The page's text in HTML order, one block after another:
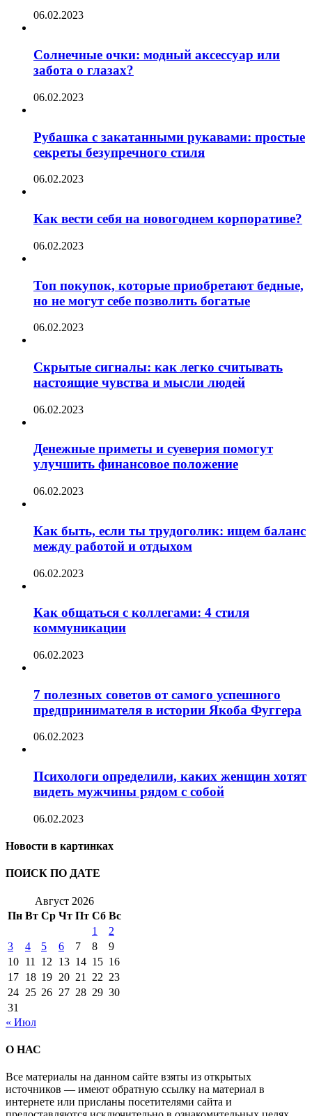
06.02.2023
Солнечные очки: модный аксессуар или
забота о глазах?
06.02.2023
Рубашка с закатанными рукавами: простые
секреты безупречного стиля
06.02.2023
Как вести себя на новогоднем корпоративе?
06.02.2023
Топ покупок, которые приобретают бедные,
но не могут себе позволить богатые
06.02.2023
Скрытые сигналы: как легко считывать
настоящие чувства и мысли людей
06.02.2023
Денежные приметы и суеверия помогут
улучшить финансовое положение
06.02.2023
Как быть, если ты трудоголик: ищем баланс
между работой и отдыхом
06.02.2023
Как общаться с коллегами: 4 стиля
коммуникации
06.02.2023
7 полезных советов от самого успешного
предпринимателя в истории Якоба Фуггера
06.02.2023
Психологи определили, каких женщин хотят
видеть мужчины рядом с собой
06.02.2023
Новости в картинках
ПОИСК ПО ДАТЕ
Август 2026
Пн Вт Ср Чт Пт Сб Вс
1
2
3
4 5 6 7 8
9
10 11 12 13 14 15 16
17 18 19 20 21 22 23
24 25 26 27 28 29 30
31
« Июл
О НАС
Все материалы на данном сайте взяты из открытых
источников — имеют обратную ссылку на материал в
интернете или присланы посетителями сайта и